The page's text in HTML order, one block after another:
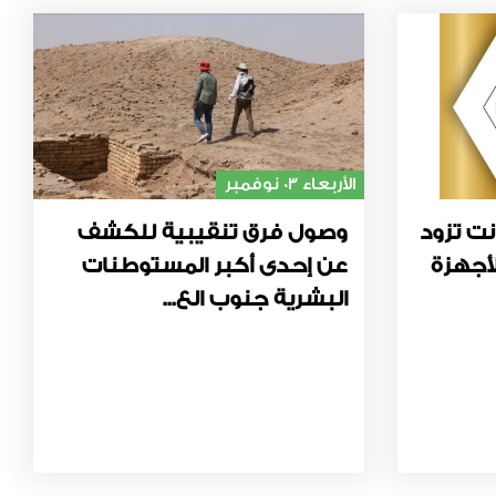
تزود
الأربعاء 03 نوفمبر
وصول فرق تنقيبية للكشف
عن إحدى أكبر المستوطنات
البشرية جنوب الع...